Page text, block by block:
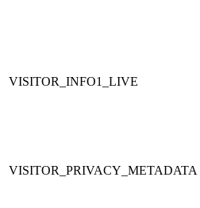
VISITOR_INFO1_LIVE
VISITOR_PRIVACY_METADATA